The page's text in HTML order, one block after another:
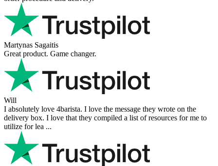
Martynas Sagaitis
Great product. Game changer.
Will
I absolutely love 4barista. I love the message they wrote on the
delivery box. I love that they compiled a list of resources for me to
utilize for lea ...